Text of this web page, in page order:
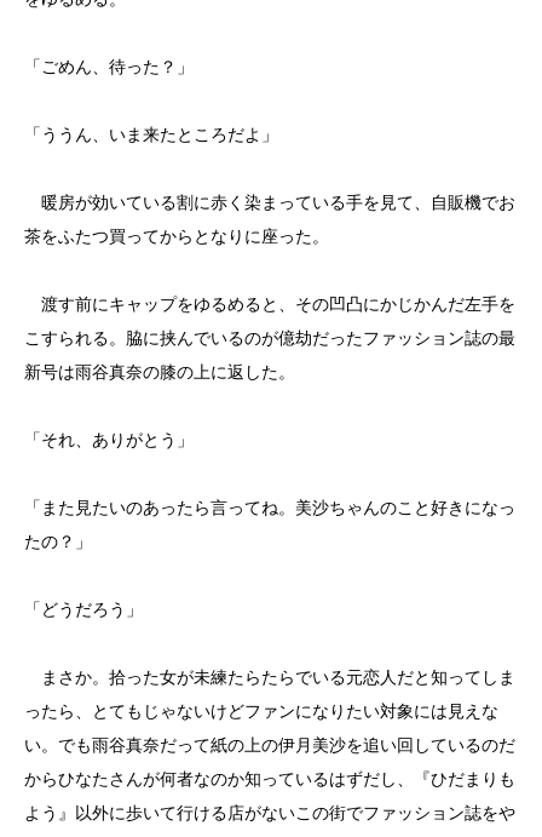
「ごめん、待った？」
「ううん、いま来たところだよ」
暖房が効いている割に赤く染まっている手を見て、自販機でお
茶をふたつ買ってからとなりに座った。
渡す前にキャップをゆるめると、その凹凸にかじかんだ左手を
こすられる。脇に挟んでいるのが億劫だったファッション誌の最
新号は雨谷真奈の膝の上に返した。
「それ、ありがとう」
「また見たいのあったら言ってね。美沙ちゃんのこと好きになっ
たの？」
「どうだろう」
まさか。拾った女が未練たらたらでいる元恋人だと知ってしま
ったら、とてもじゃないけどファンになりたい対象には見えな
い。でも雨谷真奈だって紙の上の伊月美沙を追い回しているのだ
からひなたさんが何者なのか知っているはずだし、『ひだまりも
よう』以外に歩いて行ける店がないこの街でファッション誌をや